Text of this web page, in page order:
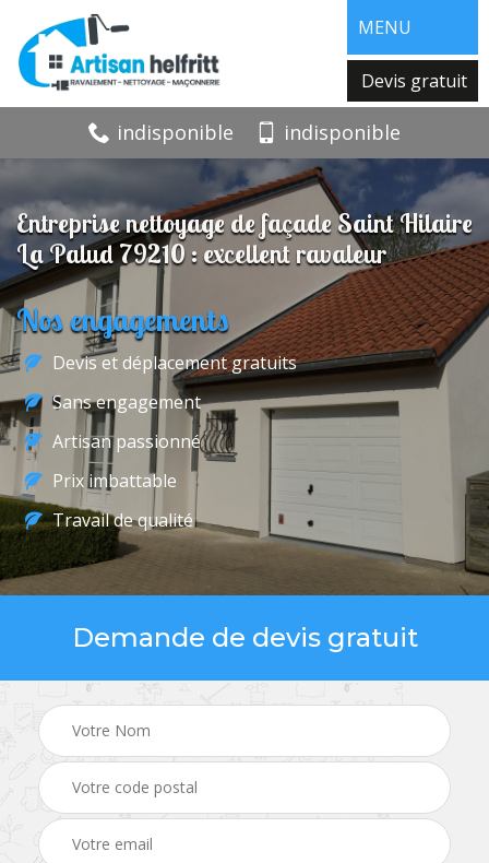
MENU
Devis gratuit
indisponible indisponible
Entreprise nettoyage de façade Saint Hilaire
La Palud 79210 : excellent ravaleur
Nos engagements
Devis et déplacement gratuits
Sans engagement
Artisan passionné
Prix imbattable
Travail de qualité
Demande de devis gratuit